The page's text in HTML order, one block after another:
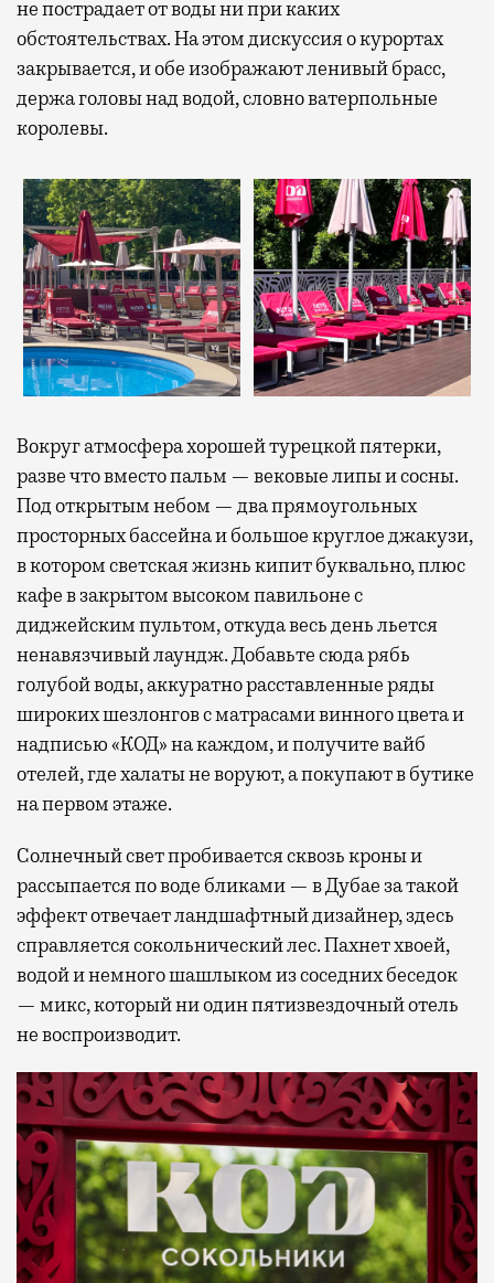
не пострадает от воды ни при каких
обстоятельствах. На этом дискуссия о курортах
закрывается, и обе изображают ленивый брасс,
держа головы над водой, словно ватерпольные
королевы.
Вокруг атмосфера хорошей турецкой пятерки,
разве что вместо пальм — вековые липы и сосны.
Под открытым небом — два прямоугольных
просторных бассейна и большое круглое джакузи,
в котором светская жизнь кипит буквально, плюс
кафе в закрытом высоком павильоне с
диджейским пультом, откуда весь день льется
ненавязчивый лаундж. Добавьте сюда рябь
голубой воды, аккуратно расставленные ряды
широких шезлонгов с матрасами винного цвета и
надписью «КОД» на каждом, и получите вайб
отелей, где халаты не воруют, а покупают в бутике
на первом этаже.
Солнечный свет пробивается сквозь кроны и
рассыпается по воде бликами — в Дубае за такой
эффект отвечает ландшафтный дизайнер, здесь
справляется сокольнический лес. Пахнет хвоей,
водой и немного шашлыком из соседних беседок
— микс, который ни один пятизвездочный отель
не воспроизводит.